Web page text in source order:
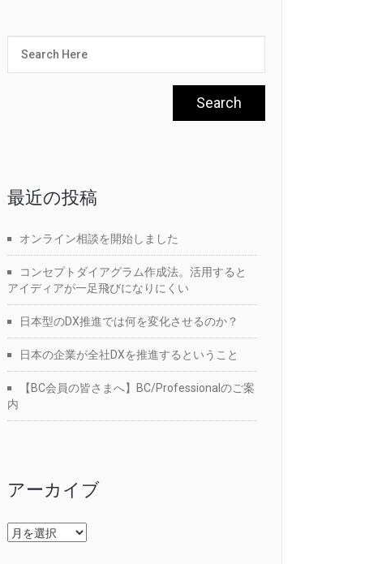
最近の投稿
オンライン相談を開始しました
コンセプトダイアグラム作成法。活用すると
アイディアが一足飛びになりにくい
日本型のDX推進では何を変化させるのか？
日本の企業が全社DXを推進するということ
【BC会員の皆さまへ】BC/Professionalのご案
内
アーカイブ
ア
ー